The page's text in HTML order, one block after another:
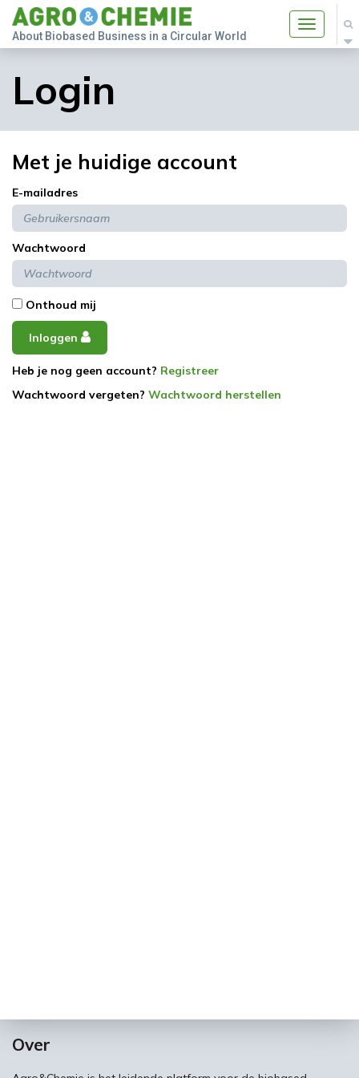
Toggle
About Biobased Business in a Circular World
Login
Met je huidige account
E-mailadres
Wachtwoord
Onthoud mij
Inloggen
Heb je nog geen account? Registreer
Wachtwoord vergeten? Wachtwoord herstellen
Over